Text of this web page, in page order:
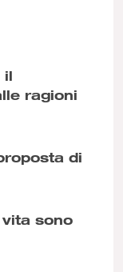
il
ragioni
di
sono